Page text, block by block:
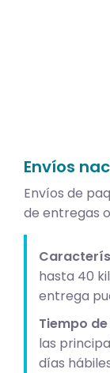
Envíos
Envíos de
de entregas
hasta 40
entrega
Tiempo
las
días